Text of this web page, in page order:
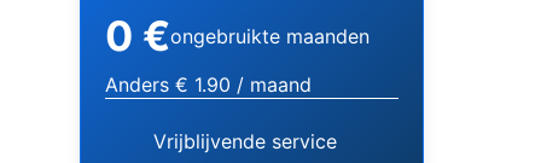
0 €ongebruikte maanden
Anders € 1.90 / maand
Vrijblijvende service